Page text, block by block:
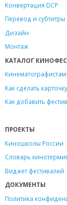
Конвертация DCP
Перевод и субтитры
Дизайн
Монтаж
КАТАЛОГ
Как сделать
Как добавить
ПРОЕКТЫ
Киношколы России
Словарь
Виджет фестивалей
ДОКУМЕНТЫ
Политика